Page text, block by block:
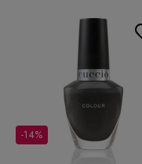
-14%